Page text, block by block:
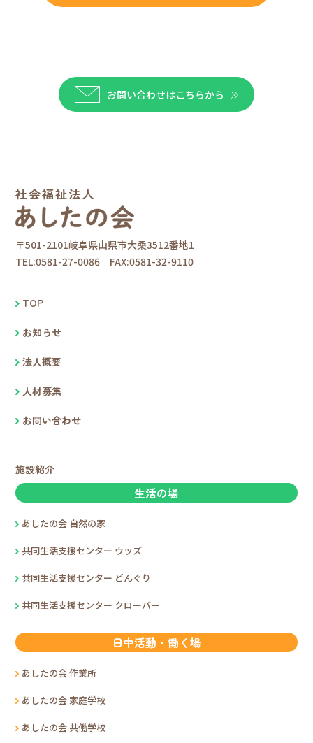
お問い合わせはこちらから
〒501-2101岐阜県山県市大桑3512番地1
TEL:0581-27-0086 FAX:0581-32-9110
TOP
お知らせ
法人概要
人材募集
お問い合わせ
施設紹介
生活の場
あしたの会 自然の家
共同生活支援センター ウッズ
共同生活支援センター どんぐり
共同生活支援センター クローバー
日中活動・働く場
あしたの会 作業所
あしたの会 家庭学校
あしたの会 共働学校